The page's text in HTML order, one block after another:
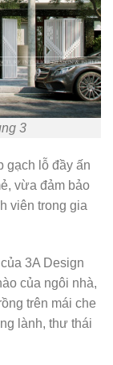
3
gạch lỗ đầy ấn
vừa đảm bảo
viên trong gia
3A Design
của ngôi nhà,
trên mái che
lành, thư thái